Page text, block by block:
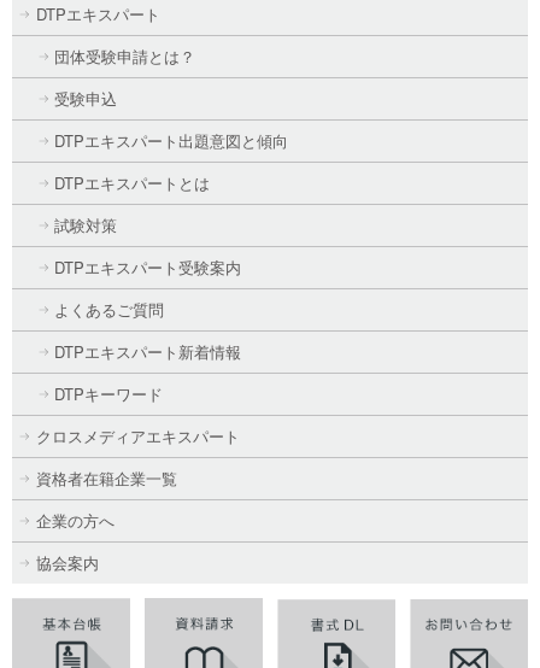
DTPエキスパート
団体受験申請とは？
受験申込
DTPエキスパート出題意図と傾向
DTPエキスパートとは
試験対策
DTPエキスパート受験案内
よくあるご質問
DTPエキスパート新着情報
DTPキーワード
クロスメディアエキスパート
資格者在籍企業一覧
企業の方へ
協会案内